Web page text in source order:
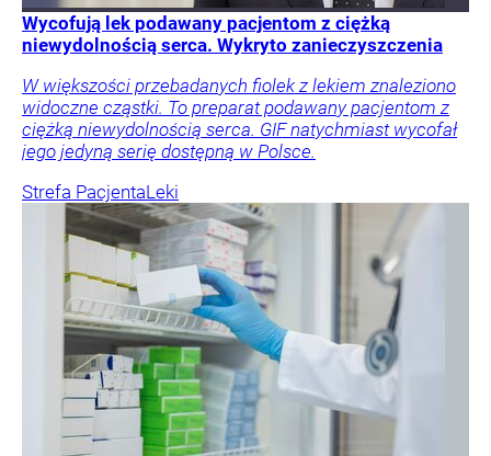
Wycofują lek podawany pacjentom z ciężką
niewydolnością serca. Wykryto zanieczyszczenia
W większości przebadanych fiolek z lekiem znaleziono
widoczne cząstki. To preparat podawany pacjentom z
ciężką niewydolnością serca. GIF natychmiast wycofał
jego jedyną serię dostępną w Polsce.
Strefa PacjentaLeki